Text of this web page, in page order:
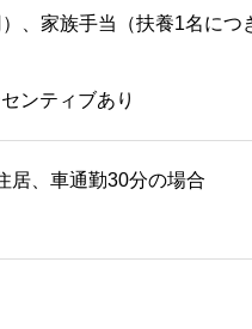
、家族手当（扶養1名につ
ンティブあり
居、車通勤30分の場合